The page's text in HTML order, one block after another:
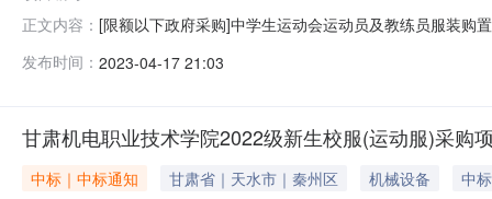
正文内容： [限额以下政府采购]中学生运动会运动员及教练员服装购
成交企业成交价格状态1中学生运动会运动员及教练员服
发布时间： 2023-04-17 21:03
甘肃机电职业技术学院2022级新生校服(运动服)采购
中标｜中标通知 甘肃省｜天水市｜秦州区 机械设备
中